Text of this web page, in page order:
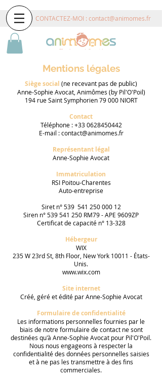
CONTACTEZ-MOI : contact@animomes.fr
Mentions légales
Siège social (ne recevant pas de public)
Anne-Sophie Avocat, Animômes (by Pil'O'Poil)
194 rue Saint Symphorien 79 000 NIORT
Contact
Téléphone :+33 0628450442
E-mail :contact@animomes.fr
Représentant légal
Anne-Sophie Avocat
Immatriculation
RSI Poitou-Charentes
Auto-entreprise
Siret n° 539 541 250 000 12
Siren n° 539 541 250 RM79 - APE 9609ZP
Certificat de capacité n° 13-328
Hébergeur
WIX
235 W 23rd St, 8th Floor, New York 10011 - États-
Unis.
www.wix.com
Site internet
Créé, géré et édité par Anne-Sophie Avocat
Formulaire de confidentialité
Les informations personnelles fournies par le
biais de notre formulaire de contact ne sont
destinées qu'à Anne-Sophie Avocat pour Pil'O'Poil.
Nous nous engageons à respecter la
confidentialité des données personnelles saisies
et à ne pas les transmettre à des fins
commerciales.